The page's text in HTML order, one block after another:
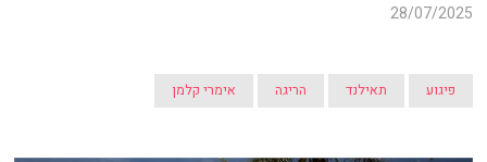
28/07/2025
פיגוע תאילנד הריגה אימרי קלמן